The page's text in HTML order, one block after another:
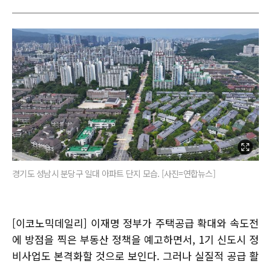
경기도 성남시 분당구 일대 아파트 단지 모습. [사진=연합뉴스]
[이코노믹데일리] 이재명 정부가 주택공급 확대와 속도전
에 방점을 찍은 부동산 정책을 예고하면서, 1기 신도시 정
비사업도 본격화할 것으로 보인다. 그러나 실질적 공급 활